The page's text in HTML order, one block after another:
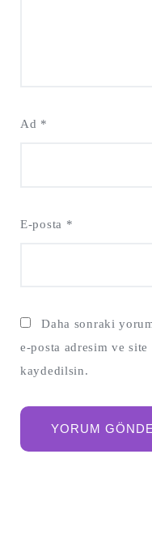
Ad *
E-posta *
Daha sonraki
e-posta adresim ve site
kaydedilsin.